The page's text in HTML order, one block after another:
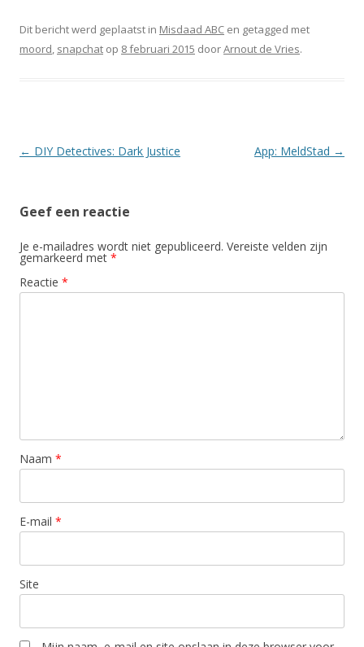
Dit bericht werd geplaatst in Misdaad ABC en getagged met
moord, snapchat op 8 februari 2015 doorArnout de Vries.
Berichtnavigatie
← DIY Detectives: Dark Justice App: MeldStad →
Geef een reactie
Je e-mailadres wordt niet gepubliceerd. Vereiste velden zijn
gemarkeerd met *
Reactie *
Naam *
E-mail *
Site